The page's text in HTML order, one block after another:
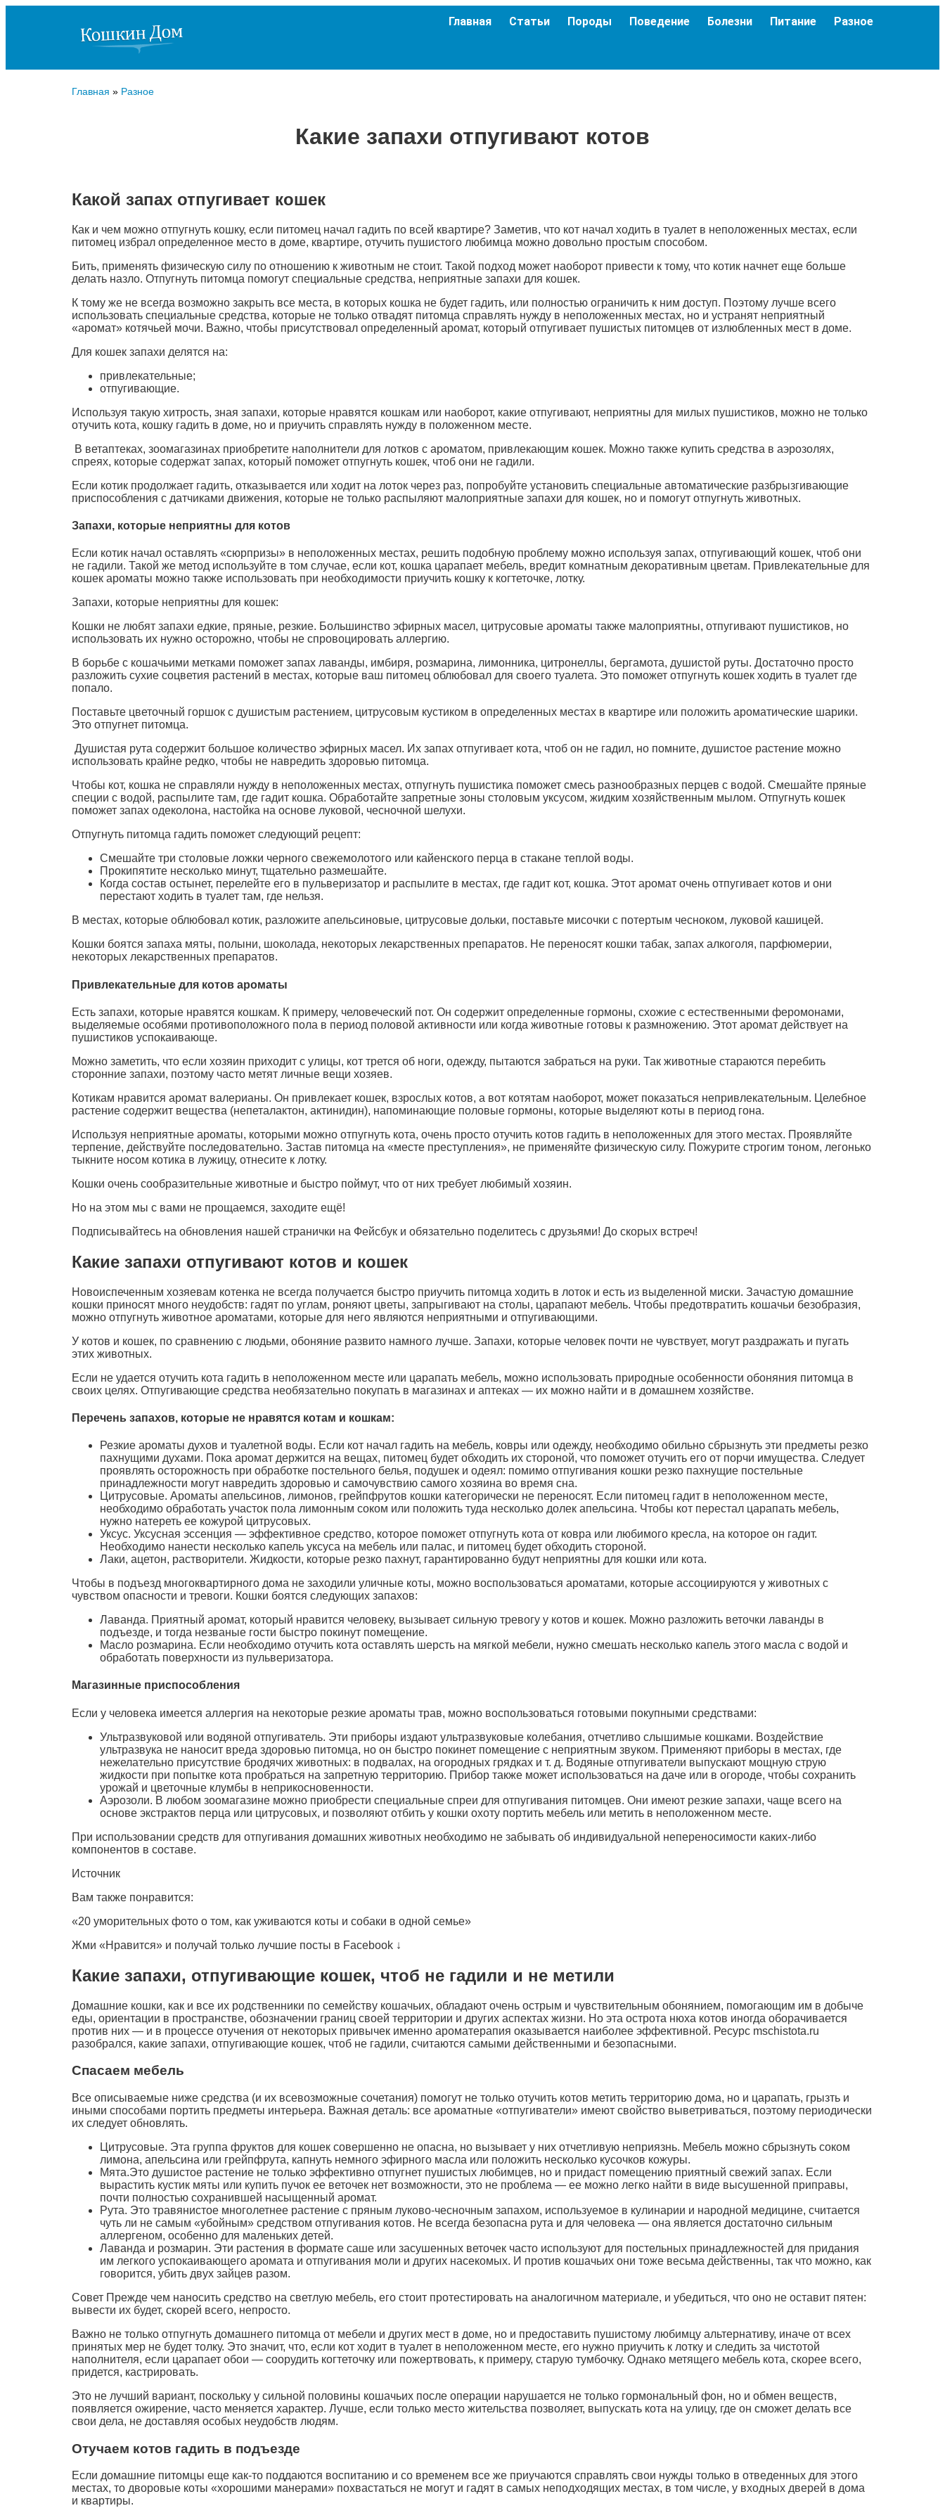
Главная Статьи Породы Поведение Болезни Питание Разное
Главная » Разное
Какие запахи отпугивают котов
Какой запах отпугивает кошек
Как и чем можно отпугнуть кошку, если питомец начал гадить по всей квартире? Заметив, что кот начал ходить в туалет в неположенных местах, если
питомец избрал определенное место в доме, квартире, отучить пушистого любимца можно довольно простым способом.
Бить, применять физическую силу по отношению к животным не стоит. Такой подход может наоборот привести к тому, что котик начнет еще больше
делать назло. Отпугнуть питомца помогут специальные средства, неприятные запахи для кошек.
К тому же не всегда возможно закрыть все места, в которых кошка не будет гадить, или полностью ограничить к ним доступ. Поэтому лучше всего
использовать специальные средства, которые не только отвадят питомца справлять нужду в неположенных местах, но и устранят неприятный
«аромат» котячьей мочи. Важно, чтобы присутствовал определенный аромат, который отпугивает пушистых питомцев от излюбленных мест в доме.
Для кошек запахи делятся на:
привлекательные;
отпугивающие.
Используя такую хитрость, зная запахи, которые нравятся кошкам или наоборот, какие отпугивают, неприятны для милых пушистиков, можно не только
отучить кота, кошку гадить в доме, но и приучить справлять нужду в положенном месте.
В ветаптеках, зоомагазинах приобретите наполнители для лотков с ароматом, привлекающим кошек. Можно также купить средства в аэрозолях,
спреях, которые содержат запах, который поможет отпугнуть кошек, чтоб они не гадили.
Если котик продолжает гадить, отказывается или ходит на лоток через раз, попробуйте установить специальные автоматические разбрызгивающие
приспособления с датчиками движения, которые не только распыляют малоприятные запахи для кошек, но и помогут отпугнуть животных.
Запахи, которые неприятны для котов
Если котик начал оставлять «сюрпризы» в неположенных местах, решить подобную проблему можно используя запах, отпугивающий кошек, чтоб они
не гадили. Такой же метод используйте в том случае, если кот, кошка царапает мебель, вредит комнатным декоративным цветам. Привлекательные для
кошек ароматы можно также использовать при необходимости приучить кошку к когтеточке, лотку.
Запахи, которые неприятны для кошек:
Кошки не любят запахи едкие, пряные, резкие. Большинство эфирных масел, цитрусовые ароматы также малоприятны, отпугивают пушистиков, но
использовать их нужно осторожно, чтобы не спровоцировать аллергию.
В борьбе с кошачьими метками поможет запах лаванды, имбиря, розмарина, лимонника, цитронеллы, бергамота, душистой руты. Достаточно просто
разложить сухие соцветия растений в местах, которые ваш питомец облюбовал для своего туалета. Это поможет отпугнуть кошек ходить в туалет где
попало.
Поставьте цветочный горшок с душистым растением, цитрусовым кустиком в определенных местах в квартире или положить ароматические шарики.
Это отпугнет питомца.
Душистая рута содержит большое количество эфирных масел. Их запах отпугивает кота, чтоб он не гадил, но помните, душистое растение можно
использовать крайне редко, чтобы не навредить здоровью питомца.
Чтобы кот, кошка не справляли нужду в неположенных местах, отпугнуть пушистика поможет смесь разнообразных перцев с водой. Смешайте пряные
специи с водой, распылите там, где гадит кошка. Обработайте запретные зоны столовым уксусом, жидким хозяйственным мылом. Отпугнуть кошек
поможет запах одеколона, настойка на основе луковой, чесночной шелухи.
Отпугнуть питомца гадить поможет следующий рецепт:
Смешайте три столовые ложки черного свежемолотого или кайенского перца в стакане теплой воды.
Прокипятите несколько минут, тщательно размешайте.
Когда состав остынет, перелейте его в пульверизатор и распылите в местах, где гадит кот, кошка.­­ Этот аромат очень отпугивает котов и они
перестают ходить в туалет там, где нельзя.
В местах, которые облюбовал котик, разложите апельсиновые, цитрусовые дольки, поставьте мисочки с потертым чесноком, луковой кашицей.
Кошки боятся запаха мяты, полыни, шоколада, некоторых лекарственных препаратов. Не переносят кошки табак, запах алкоголя, парфюмерии,
некоторых лекарственных препаратов.
Привлекательные для котов ароматы
Есть запахи, которые нравятся кошкам. К примеру, человеческий пот. Он содержит определенные гормоны, схожие с естественными феромонами,
выделяемые особями противоположного пола в период половой активности или когда животные готовы к размножению. Этот аромат действует на
пушистиков успокаивающе.
Можно заметить, что если хозяин приходит с улицы, кот трется об ноги, одежду, пытаются забраться на руки. Так животные стараются перебить
сторонние запахи, поэтому часто метят личные вещи хозяев.
Котикам нравится аромат валерианы. Он привлекает кошек, взрослых котов, а вот котятам наоборот, может показаться непривлекательным. Целебное
растение содержит вещества (непеталактон, актинидин), напоминающие половые гормоны, которые выделяют коты в период гона.
Используя неприятные ароматы, которыми можно отпугнуть кота, очень просто отучить котов гадить в неположенных для этого местах. Проявляйте
терпение, действуйте последовательно. Застав питомца на «месте преступления», не применяйте физическую силу. Пожурите строгим тоном, легонько
тыкните носом котика в лужицу, отнесите к лотку.
Кошки очень сообразительные животные и быстро поймут, что от них требует любимый хозяин.
Но на этом мы с вами не прощаемся, заходите ещё!
Подписывайтесь на обновления нашей странички на Фейсбук и обязательно поделитесь с друзьями! До скорых встреч!
Какие запахи отпугивают котов и кошек
Новоиспеченным хозяевам котенка не всегда получается быстро приучить питомца ходить в лоток и есть из выделенной миски. Зачастую домашние
кошки приносят много неудобств: гадят по углам, роняют цветы, запрыгивают на столы, царапают мебель. Чтобы предотвратить кошачьи безобразия,
можно отпугнуть животное ароматами, которые для него являются неприятными и отпугивающими.
У котов и кошек, по сравнению с людьми, обоняние развито намного лучше. Запахи, которые человек почти не чувствует, могут раздражать и пугать
этих животных.
Если не удается отучить кота гадить в неположенном месте или царапать мебель, можно использовать природные особенности обоняния питомца в
своих целях. Отпугивающие средства необязательно покупать в магазинах и аптеках — их можно найти и в домашнем хозяйстве.
Перечень запахов, которые не нравятся котам и кошкам:
Резкие ароматы духов и туалетной воды. Если кот начал гадить на мебель, ковры или одежду, необходимо обильно сбрызнуть эти предметы резко
пахнущими духами. Пока аромат держится на вещах, питомец будет обходить их стороной, что поможет отучить его от порчи имущества. Следует
проявлять осторожность при обработке постельного белья, подушек и одеял: помимо отпугивания кошки резко пахнущие постельные
принадлежности могут навредить здоровью и самочувствию самого хозяина во время сна.
Цитрусовые. Ароматы апельсинов, лимонов, грейпфрутов кошки категорически не переносят. Если питомец гадит в неположенном месте,
необходимо обработать участок пола лимонным соком или положить туда несколько долек апельсина. Чтобы кот перестал царапать мебель,
нужно натереть ее кожурой цитрусовых.
Уксус. Уксусная эссенция — эффективное средство, которое поможет отпугнуть кота от ковра или любимого кресла, на которое он гадит.
Необходимо нанести несколько капель уксуса на мебель или палас, и питомец будет обходить стороной.
Лаки, ацетон, растворители. Жидкости, которые резко пахнут, гарантированно будут неприятны для кошки или кота.
Чтобы в подъезд многоквартирного дома не заходили уличные коты, можно воспользоваться ароматами, которые ассоциируются у животных с
чувством опасности и тревоги. Кошки боятся следующих запахов:
Лаванда. Приятный аромат, который нравится человеку, вызывает сильную тревогу у котов и кошек. Можно разложить веточки лаванды в
подъезде, и тогда незваные гости быстро покинут помещение.
Масло розмарина. Если необходимо отучить кота оставлять шерсть на мягкой мебели, нужно смешать несколько капель этого масла с водой и
обработать поверхности из пульверизатора.
Магазинные приспособления
Если у человека имеется аллергия на некоторые резкие ароматы трав, можно воспользоваться готовыми покупными средствами:
Ультразвуковой или водяной отпугиватель. Эти приборы издают ультразвуковые колебания, отчетливо слышимые кошками. Воздействие
ультразвука не наносит вреда здоровью питомца, но он быстро покинет помещение с неприятным звуком. Применяют приборы в местах, где
нежелательно присутствие бродячих животных: в подвалах, на огородных грядках и т. д. Водяные отпугиватели выпускают мощную струю
жидкости при попытке кота пробраться на запретную территорию. Прибор также может использоваться на даче или в огороде, чтобы сохранить
урожай и цветочные клумбы в неприкосновенности.
Аэрозоли. В любом зоомагазине можно приобрести специальные спреи для отпугивания питомцев. Они имеют резкие запахи, чаще всего на
основе экстрактов перца или цитрусовых, и позволяют отбить у кошки охоту портить мебель или метить в неположенном месте.
При использовании средств для отпугивания домашних животных необходимо не забывать об индивидуальной непереносимости каких-либо
компонентов в составе.
Источник
Вам также понравится:
«20 уморительных фото о том, как уживаются коты и собаки в одной семье»
Жми «Нравится» и получай только лучшие посты в Facebook ↓
Какие запахи, отпугивающие кошек, чтоб не гадили и не метили
Домашние кошки, как и все их родственники по семейству кошачьих, обладают очень острым и чувствительным обонянием, помогающим им в добыче
еды, ориентации в пространстве, обозначении границ своей территории и других аспектах жизни. Но эта острота нюха котов иногда оборачивается
против них — и в процессе отучения от некоторых привычек именно ароматерапия оказывается наиболее эффективной. Ресурс mschistota.ru
разобрался, какие запахи, отпугивающие кошек, чтоб не гадили, считаются самыми действенными и безопасными.
Спасаем мебель
Все описываемые ниже средства (и их всевозможные сочетания) помогут не только отучить котов метить территорию дома, но и царапать, грызть и
иными способами портить предметы интерьера. Важная деталь: все ароматные «отпугиватели» имеют свойство выветриваться, поэтому периодически
их следует обновлять.
Цитрусовые. Эта группа фруктов для кошек совершенно не опасна, но вызывает у них отчетливую неприязнь. Мебель можно сбрызнуть соком
лимона, апельсина или грейпфрута, капнуть немного эфирного масла или положить несколько кусочков кожуры.
Мята.Это душистое растение не только эффективно отпугнет пушистых любимцев, но и придаст помещению приятный свежий запах. Если
вырастить кустик мяты или купить пучок ее веточек нет возможности, это не проблема — ее можно легко найти в виде высушенной приправы,
почти полностью сохранившей насыщенный аромат.
Рута. Это травянистое многолетнее растение с пряным луково-чесночным запахом, используемое в кулинарии и народной медицине, считается
чуть ли не самым «убойным» средством отпугивания котов. Не всегда безопасна рута и для человека — она является достаточно сильным
аллергеном, особенно для маленьких детей.
Лаванда и розмарин. Эти растения в формате саше или засушенных веточек часто используют для постельных принадлежностей для придания
им легкого успокаивающего аромата и отпугивания моли и других насекомых. И против кошачьих они тоже весьма действенны, так что можно, как
говорится, убить двух зайцев разом.
Совет Прежде чем наносить средство на светлую мебель, его стоит протестировать на аналогичном материале, и убедиться, что оно не оставит пятен:
вывести их будет, скорей всего, непросто.
Важно не только отпугнуть домашнего питомца от мебели и других мест в доме, но и предоставить пушистому любимцу альтернативу, иначе от всех
принятых мер не будет толку. Это значит, что, если кот ходит в туалет в неположенном месте, его нужно приучить к лотку и следить за чистотой
наполнителя, если царапает обои — соорудить когтеточку или пожертвовать, к примеру, старую тумбочку. Однако метящего мебель кота, скорее всего,
придется, кастрировать.
Это не лучший вариант, поскольку у сильной половины кошачьих после операции нарушается не только гормональный фон, но и обмен веществ,
появляется ожирение, часто меняется характер. Лучше, если только место жительства позволяет, выпускать кота на улицу, где он сможет делать все
свои дела, не доставляя особых неудобств людям.
Отучаем котов гадить в подъезде
Если домашние питомцы еще как-то поддаются воспитанию и со временем все же приучаются справлять свои нужды только в отведенных для этого
местах, то дворовые коты «хорошими манерами» похвастаться не могут и гадят в самых неподходящих местах, в том числе, у входных дверей в дома
и квартиры.